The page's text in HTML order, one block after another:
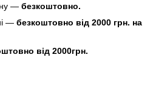
— безкоштовно.
— безкоштовно від 2000 грн. на
від 2000грн.